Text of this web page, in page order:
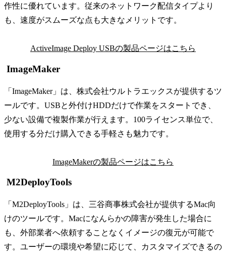
作性に優れています。従来のネットワーク配信タイプより
も、速度がスムーズな点も大きなメリットです。
ActiveImage Deploy USBの製品ページはこちら
ImageMaker
「ImageMaker」は、株式会社ウルトラエックスが提供するツ
ールです。USBと外付けHDDだけで作業をスタートでき、
少ない設備で複製作業が行えます。100ライセンス単位で、
使用する分だけ購入できる手軽さも魅力です。
ImageMakerの製品ページはこちら
M2DeployTools
「M2DeployTools」は、三谷商事株式会社が提供するMac向
けのツールです。Macになんらかの障害が発生した場合に
も、外部業者へ依頼することなくイメージの復元が可能で
す。ユーザーの環境や希望に応じて、カスタマイズできるの